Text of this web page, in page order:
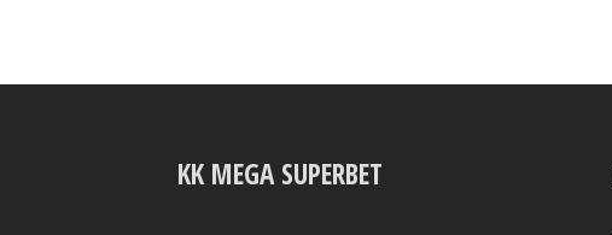
KK MEGA SUPERBET